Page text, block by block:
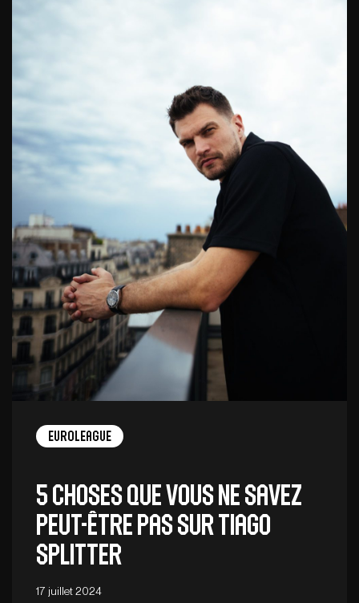
EuroLeague
5 choses que vous ne savez
peut-être pas sur Tiago
Splitter
17 juillet 2024